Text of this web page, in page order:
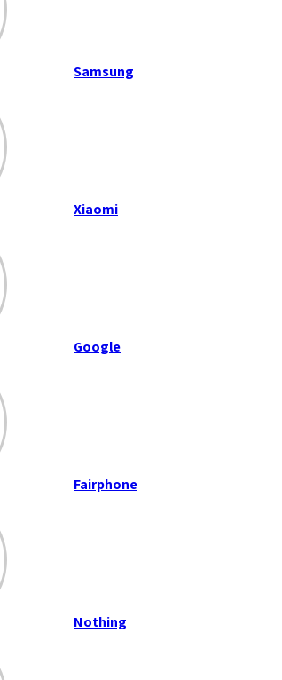
Samsung
Xiaomi
Google
Fairphone
Nothing